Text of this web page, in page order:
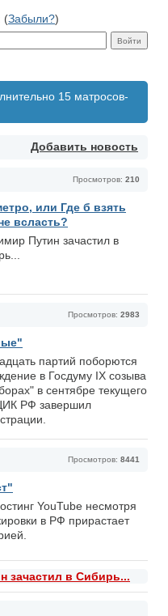
(Забыли?)
15 матросов-
Добавить новость
Просмотров: 210
или Где б взять
всласть?
Путин зачастил в
Просмотров: 2983
партий поборются
в Госдуму IX созыва
в сентябре текущего
РФ завершил
Просмотров: 8441
YouTube несмотря
в РФ прирастает
зачастил в Сибирь...